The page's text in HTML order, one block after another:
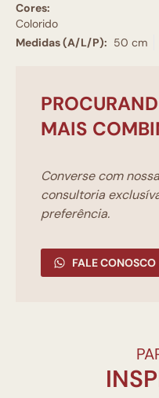
Cores:
Colorido
Medidas (A/L/P): 50 cm
MAIS
Converse com
consultoria
preferência.
FALE CONOSCO